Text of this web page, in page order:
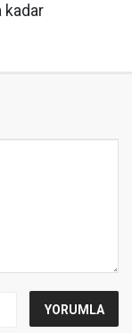
kadar